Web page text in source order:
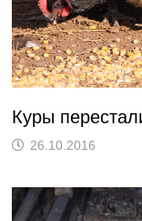
Куры
26.10.2016